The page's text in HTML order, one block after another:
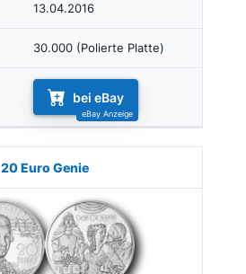
13.04.2016
30.000 (Polierte Platte)
bei eBay
20 Euro Genie